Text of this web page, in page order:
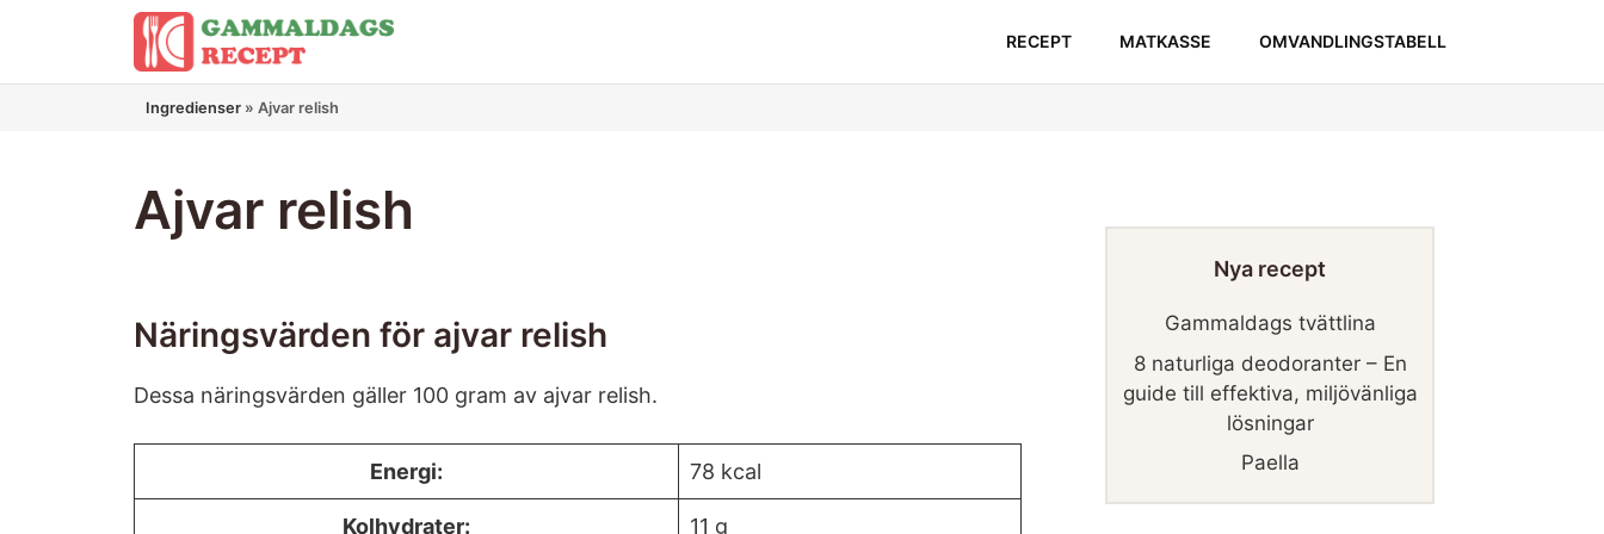
innehåll
RECEPT MATKASSE OMVANDLINGSTABELL
Ingredienser » Ajvar relish
Ajvar relish
Näringsvärden för ajvar relish
Dessa näringsvärden gäller 100 gram av ajvar relish.
Energi: 78 kcal
Kolhydrater: 11 g
Nya recept
Gammaldags tvättlina
8 naturliga deodoranter – En
guide till effektiva, miljövänliga
lösningar
Paella